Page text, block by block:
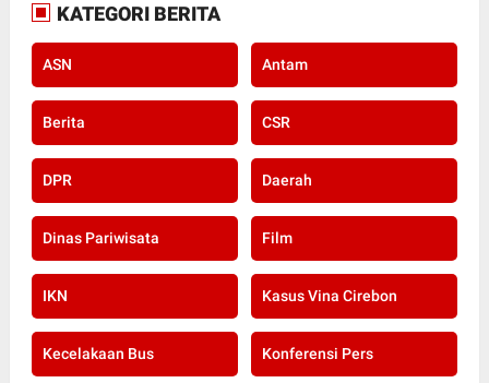
KATEGORI BERITA
ASN Antam
Berita CSR
DPR Daerah
Dinas Pariwisata Film
IKN Kasus Vina Cirebon
Kecelakaan Bus Konferensi Pers